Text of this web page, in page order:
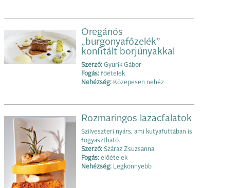
Oregánós
„burgonyafőzelék”
konfitált borjúnyakkal
Szerző: Gyurik Gábor
Fogás: főételek
Nehézség: Közepesen nehéz
Rozmaringos lazacfalatok
Szilveszteri nyárs, ami kutyafuttában is
fogyasztható.
Szerző: Száraz Zsuzsanna
Fogás: előételek
Nehézség: Legkönnyebb